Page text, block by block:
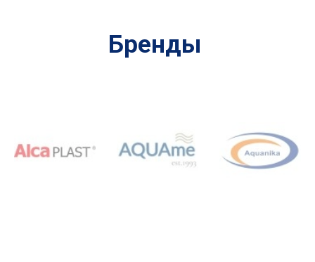
Бренды